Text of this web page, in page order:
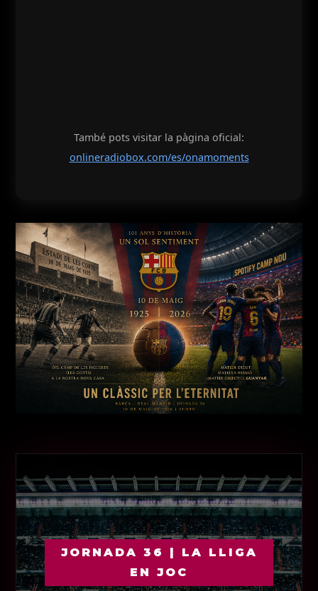
També pots visitar la pàgina oficial:
onlineradiobox.com/es/onamoments
JORNADA 36 | LA LLIGA
EN JOC